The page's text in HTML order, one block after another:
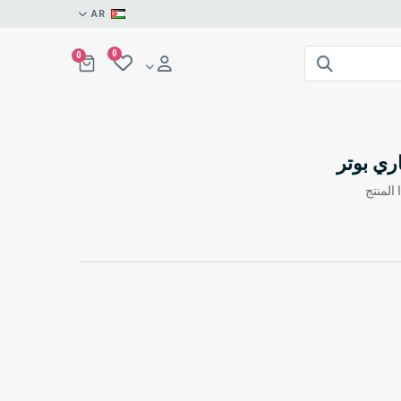
AR
0
0
بوتر